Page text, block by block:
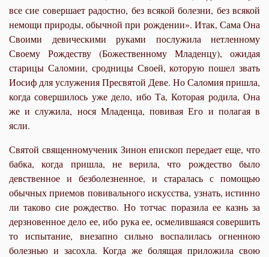
все сие совершает радостно, без всякой болезни, без всякой
немощи природы, обычной при рождении». Итак, Сама Она
Своими девическими руками послужила нетленному
Своему Рождеству (Божественному Младенцу), ожидая
старицы Саломии, сродницы Своей, которую пошел звать
Иосиф для услужения Пресвятой Деве. Но Саломия пришла,
когда совершилось уже дело, ибо Та, Которая родила, Она
же и служила, нося Младенца, повивая Его и полагая в
ясли.
Святой священномученик Зинон епископ передает еще, что
бабка, когда пришла, не верила, что рождество было
девственное и безболезненное, и старалась с помощью
обычных приемов повивального искусства, узнать, истинно
ли таково сие рождество. Но тотчас поразила ее казнь за
дерзновенное дело ее, ибо рука ее, осмелившаяся совершить
то испытание, внезапно сильно воспалилась огненною
болезнью и засохла. Когда же болящая приложила свою